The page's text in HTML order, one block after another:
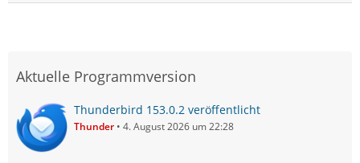
Aktuelle Programmversion
Thunderbird 153.0.2 veröffentlicht
Thunder 4. August 2026 um 22:28